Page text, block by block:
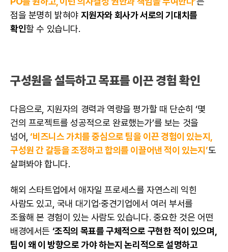
점을 분명히 밝혀야 지원자와 회사가 서로의 기대치를
확인할 수 있습니다.
구성원을 설득하고 목표를 이끈 경험 확인
다음으로, 지원자의 경력과 역량을 평가할 때 단순히 ‘몇
건의 프로젝트를 성공적으로 완료했는가’를 보는 것을
넘어, ‘비즈니스가치를 중심으로 팀을 이끈 경험이 있는지,
구성원 간 갈등을 조정하고 합의를 이끌어낸 적이 있는지’도
살펴봐야 합니다.
해외 스타트업에서 애자일 프로세스를 자연스레 익힌
사람도 있고, 국내 대기업·중견기업에서 여러 부서를
조율해 본 경험이 있는 사람도 있습니다. 중요한 것은 어떤
배경에서든 ‘조직의 목표를 구체적으로 구현한 적이 있으며,
팀이 왜 이 방향으로 가야 하는지 논리적으로 설명하고